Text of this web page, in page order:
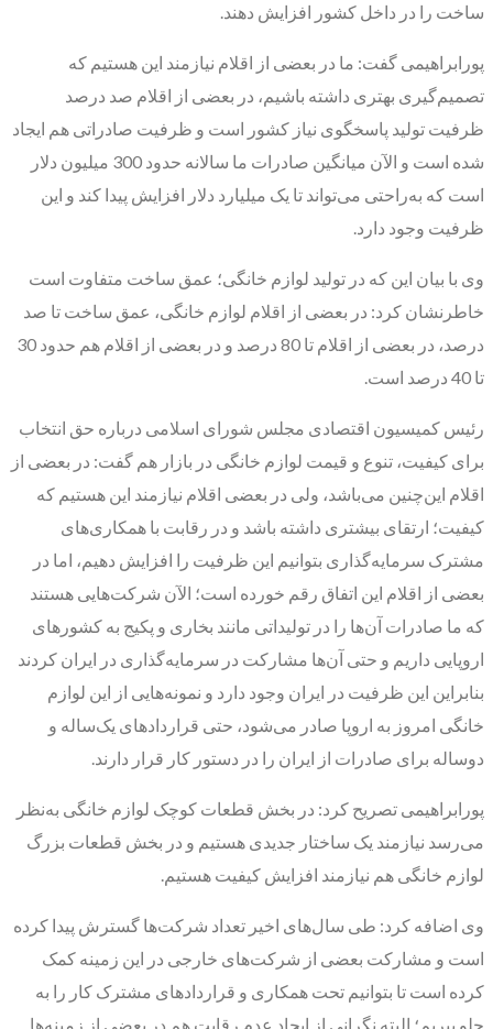
ساخت را در داخل کشور افزایش دهند.
پورابراهیمی گفت: ما در بعضی از اقلام نیازمند این هستیم که
تصمیم‌گیری بهتری داشته باشیم، در بعضی از اقلام صد درصد
ظرفیت تولید پاسخگوی نیاز کشور است و ظرفیت صادراتی هم ایجاد
شده است و الآن میانگین صادرات ما سالانه حدود 300 میلیون دلار
است که به‌راحتی می‌تواند تا یک میلیارد دلار افزایش پیدا کند و این
ظرفیت وجود دارد.
وی با بیان این که در تولید لوازم خانگی؛ عمق ساخت متفاوت است
خاطرنشان کرد: در بعضی از اقلام لوازم خانگی، عمق ساخت تا صد
درصد، در بعضی از اقلام تا 80 درصد و در بعضی از اقلام هم حدود 30
تا 40 درصد است.
رئیس کمیسیون اقتصادی مجلس شورای اسلامی درباره حق انتخاب
برای کیفیت، تنوع و قیمت لوازم خانگی در بازار هم گفت: در بعضی از
اقلام این‌چنین می‌باشد، ولی در بعضی اقلام نیازمند این هستیم که
کیفیت؛ ارتقای بیشتری داشته باشد و در رقابت با همکاری‌های
مشترک سرمایه‌گذاری بتوانیم این ظرفیت را افزایش دهیم، اما در
بعضی از اقلام این اتفاق رقم خورده است؛ الآن شرکت‌هایی هستند
که ما صادرات آن‌ها را در تولیداتی مانند بخاری و پکیج به کشور‌های
اروپایی داریم و حتی آن‌ها مشارکت در سرمایه‌گذاری در ایران کردند
بنابراین این ظرفیت در ایران وجود دارد و نمونه‌هایی از این لوازم
خانگی امروز به اروپا صادر می‌شود، حتی قرارداد‌های یک‌ساله و
دوساله برای صادرات از ایران را در دستور کار قرار دارند.
پورابراهیمی تصریح کرد: در بخش قطعات کوچک لوازم خانگی به‌نظر
می‌رسد نیازمند یک ساختار جدیدی هستیم و در بخش قطعات بزرگ
لوازم خانگی هم نیازمند افزایش کیفیت هستیم.
وی اضافه کرد: طی سال‌های اخیر تعداد شرکت‌ها گسترش پیدا کرده
است و مشارکت بعضی از شرکت‌های خارجی در این زمینه کمک
کرده است تا بتوانیم تحت همکاری و قرارداد‌های مشترک کار را به
جلو ببریم؛ البته نگرانی از ایجاد عدم رقابت هم در بعضی از زمینه‌ها